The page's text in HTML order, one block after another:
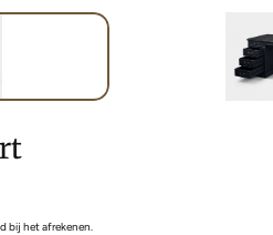
bij het afrekenen.